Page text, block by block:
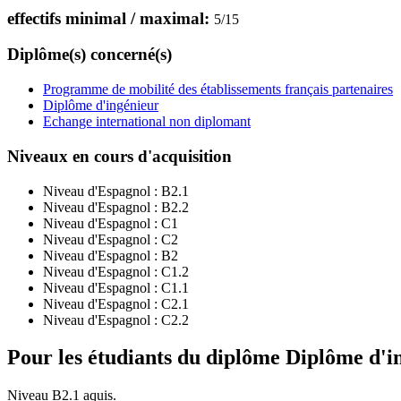
effectifs minimal / maximal: 5/15
Diplôme(s) concerné(s)
Programme de mobilité des établissements français partenaires
Diplôme d'ingénieur
Echange international non diplomant
Niveaux en cours d'acquisition
Niveau d'Espagnol : B2.1
Niveau d'Espagnol : B2.2
Niveau d'Espagnol : C1
Niveau d'Espagnol : C2
Niveau d'Espagnol : B2
Niveau d'Espagnol : C1.2
Niveau d'Espagnol : C1.1
Niveau d'Espagnol : C2.1
Niveau d'Espagnol : C2.2
Pour les étudiants du diplôme Diplôme
Niveau B2.1 aquis.